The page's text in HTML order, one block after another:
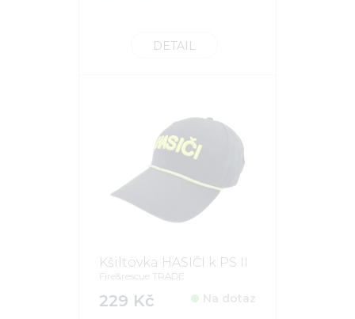
DETAIL
Kšiltovka HASIČI k PS II
Fire&rescue TRADE
229 Kč Na dotaz